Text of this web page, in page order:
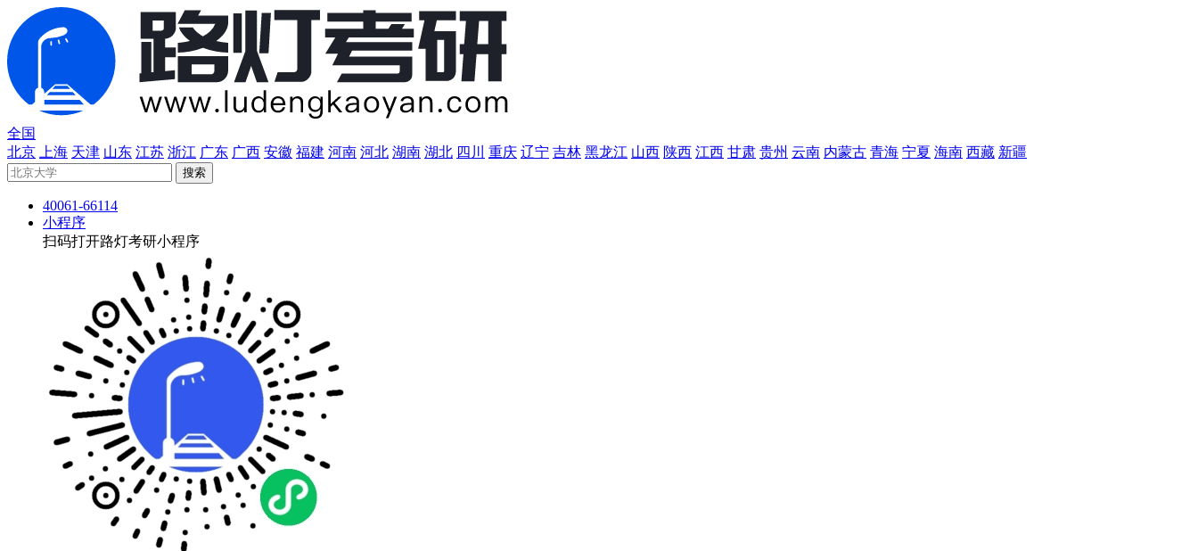
全国
北京
上海 天津 山东 江苏 浙江 广东 广西 安徽 福建 河南 河北 湖南 湖北 四川 重庆 辽宁 吉林 黑龙江 山西 陕西 江西 甘肃 贵州 云南 内蒙古 青海 宁夏 海南 西藏 新疆
40061-66114
小程序
扫码打开路灯考研小程序